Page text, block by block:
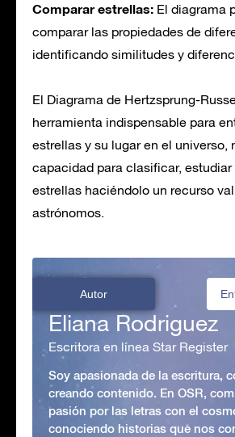
Comparar estrellas: El diagrama
comparar las propiedades de
identificando similitudes y
El Diagrama de Hertzsprung-
herramienta indispensable para
estrellas y su lugar en el universo,
capacidad para clasificar, estudiar
estrellas haciéndolo un recurso
astrónomos.
Autor
Eliana Rodriguez
Escritora en línea Star Register
Soy apasionada de la escritura,
creando contenido. En OSR,
pasión por las letras con el
conociendo historias que nos